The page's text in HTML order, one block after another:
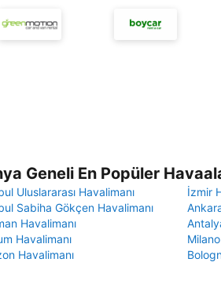
Geneli En Popüler
Uluslararası Havalimanı
İzmir
Sabiha Gökçen Havalimanı
Havalimanı
Havalimanı
Havalimanı